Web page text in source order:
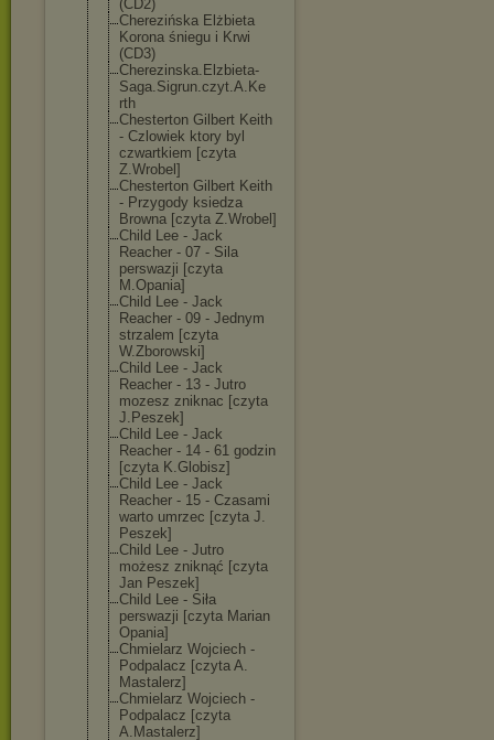
(CD2)
Cherezińska Elżbieta
Korona śniegu i Krwi
(CD3)
Cherezinska.El zbieta-
Saga.Sigrun.czyt.A.Ke
rth
Chesterton Gilbert Keith
- Czlowiek ktory byl
czwartkiem [czyta
Z.Wrobel]
Chesterton Gilbert Keith
- Przygody ksiedza
Browna [czyta Z.Wrobel]
Child Lee - Jack
Reacher - 07 - Sila
perswazji [czyta
M.Opania]
Child Lee - Jack
Reacher - 09 - Jednym
strzalem [czyta
W.Zborowski]
Child Lee - Jack
Reacher - 13 - Jutro
mozesz zniknac [czyta
J.Peszek]
Child Lee - Jack
Reacher - 14 - 61 godzin
[czyta K.Globisz]
Child Lee - Jack
Reacher - 15 - Czasami
warto umrzec [czyta J.
Peszek]
Child Lee - Jutro
możesz zniknąć [czyta
Jan Peszek]
Child Lee - Siła
perswazji [czyta Marian
Opania]
Chmielarz Wojciech -
Podpalacz [czyta A.
Mastalerz]
Chmielarz Wojciech -
Podpalacz [czyta
A.Mastalerz]